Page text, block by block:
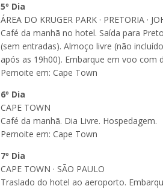
5º Dia
ÁREA DO KRUGER PARK · PRETORIA ·
Café da manhã no hotel. Saída para
(sem entradas). Almoço livre (não
após as 19h00). Embarque em voo com
Pernoite em: Cape Town
6º Dia
CAPE TOWN
Café da manhã. Dia Livre. Hospedagem.
Pernoite em: Cape Town
7º Dia
CAPE TOWN · SÃO PAULO
Traslado do hotel ao aeroporto.